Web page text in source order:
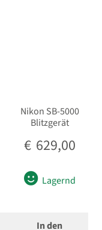
Nikon SB-5000
Blitzgerät
€ 629,00
Lagernd
In den